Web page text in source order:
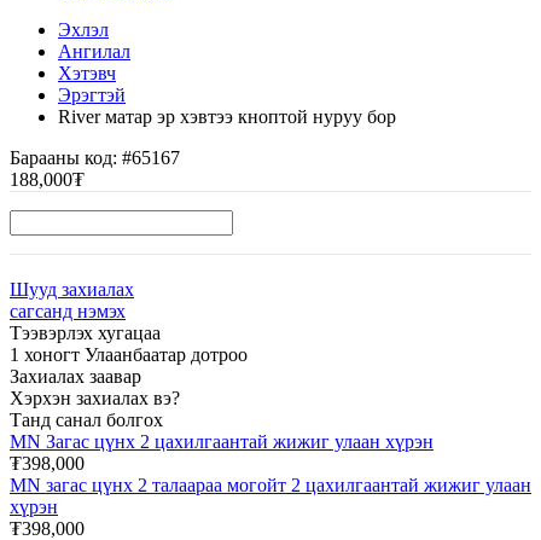
Эхлэл
Ангилал
Хэтэвч
Эрэгтэй
River матар эр хэвтээ кноптой нуруу бор
Барааны код: #65167
188,000₮
Шууд захиалах
сагсанд нэмэх
Тээвэрлэх хугацаа
1 хоногт Улаанбаатар дотроо
Захиалах заавар
Хэрхэн захиалах вэ?
Танд санал болгох
MN Загас цүнх 2 цахилгаантай жижиг улаан хүрэн
₮398,000
MN загас цүнх 2 талаараа могойт 2 цахилгаантай жижиг улаан
хүрэн
₮398,000